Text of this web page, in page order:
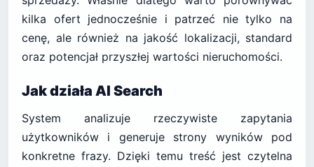
kilka ofert jednocześnie i patrzeć nie tylko na
cenę, ale również na jakość lokalizacji, standard
oraz potencjał przyszłej wartości nieruchomości.
Jak działa AI Search
System analizuje rzeczywiste zapytania
użytkowników i generuje strony wyników pod
konkretne frazy. Dzięki temu treść jest czytelna